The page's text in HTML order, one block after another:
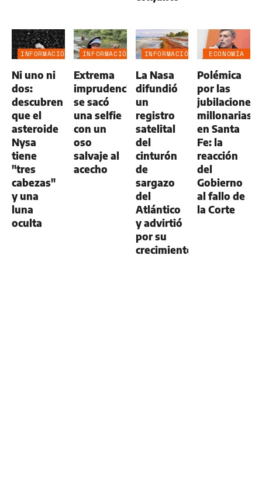
INFORMACIÓN
Ni uno ni
dos:
descubren
que el
asteroide
Nysa
tiene
"tres
cabezas"
y una
luna
oculta
INFORMACIÓN
Extrema
imprudencia:
se sacó
una selfie
con un
oso
salvaje al
acecho
INFORMACIÓN
La Nasa
difundió
un
registro
satelital
del
cinturón
de
sargazo
del
Atlántico
y advirtió
por su
crecimiento
ECONOMÍA
AGRO
Polémica
por las
jubilaciones
millonarias
en Santa
Fe: la
reacción
del
Gobierno
al fallo de
la Corte